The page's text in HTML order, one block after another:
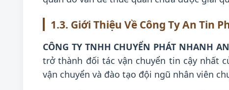
1.3. Giới Thiệu Về Công Ty An Tin
CÔNG TY TNHH CHUYỂN PHÁT NHANH
trở thành đối tác vận chuyển tin cậy nhất
vận chuyển và đào tạo đội ngũ nhân viên